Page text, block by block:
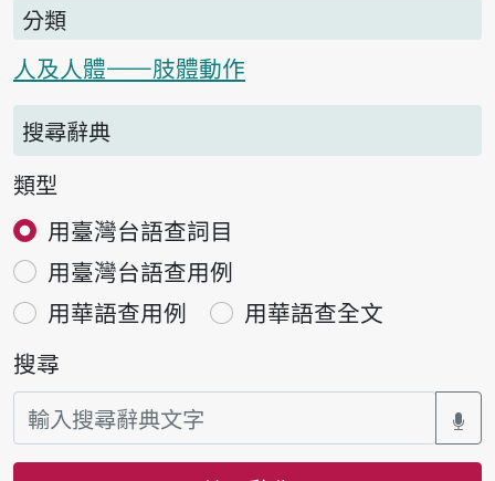
分類
人及人體——肢體動作
搜尋辭典
類型
用臺灣台語查詞目
用臺灣台語查用例
用華語查用例
用華語查全文
搜尋